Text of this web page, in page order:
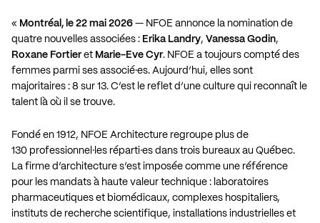
« Montréal, le 22 mai 2026 — NFOE annonce la nomination de
quatre nouvelles associées : Erika Landry, Vanessa Godin,
Roxane Fortieret Marie-Eve Cyr. NFOE a toujours compté des
femmes parmi ses associé·es. Aujourd’hui, elles sont
majoritaires : 8 sur 13. C’est le reflet d’une culture qui reconnaît le
talent là où il se trouve.
Fondé en 1912, NFOE Architecture regroupe plus de
130 professionnel·les réparti·es dans trois bureaux au Québec.
La firme d’architecture s’est imposée comme une référence
pour les mandats à haute valeur technique : laboratoires
pharmaceutiques et biomédicaux, complexes hospitaliers,
instituts de recherche scientifique, installations industrielles et